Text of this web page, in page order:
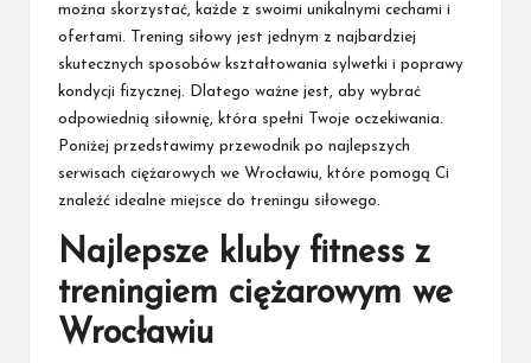
można skorzystać, każde z swoimi unikalnymi cechami i
ofertami. Trening siłowy jest jednym z najbardziej
skutecznych sposobów kształtowania sylwetki i poprawy
kondycji fizycznej. Dlatego ważne jest, aby wybrać
odpowiednią siłownię, która spełni Twoje oczekiwania.
Poniżej przedstawimy przewodnik po najlepszych
serwisach ciężarowych we Wrocławiu, które pomogą Ci
znaleźć idealne miejsce do treningu siłowego.
Najlepsze kluby fitness z
treningiem ciężarowym we
Wrocławiu